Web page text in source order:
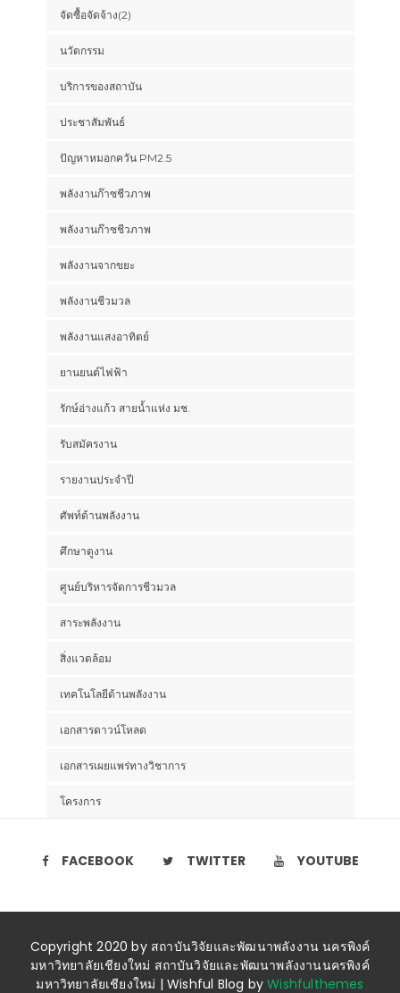
จัดซื้อจัดจ้าง(2)
นวัตกรรม
บริการของสถาบัน
ประชาสัมพันธ์
ปัญหาหมอกควัน PM2.5
พลังงานก๊าซชีวภาพ
พลังงานก๊าซชีวภาพ
พลังงานจากขยะ
พลังงานชีวมวล
พลังงานแสงอาทิตย์
ยานยนต์ไฟฟ้า
รักษ์อ่างแก้ว สายน้ำแห่ง มช.
รับสมัครงาน
รายงานประจำปี
ศัพท์ด้านพลังงาน
ศึกษาดูงาน
ศูนย์บริหารจัดการชีวมวล
สาระพลังงาน
สิ่งแวดล้อม
เทคโนโลยีด้านพลังงาน
เอกสารดาวน์โหลด
เอกสารเผยแพร่ทางวิชาการ
โครงการ
FACEBOOK TWITTER YOUTUBE
Copyright 2020 by สถาบันวิจัยและพัฒนาพลังงาน นครพิงค์
มหาวิทยาลัยเชียงใหม่ สถาบันวิจัยและพัฒนาพลังงานนครพิงค์
มหาวิทยาลัยเชียงใหม่ | Wishful Blog byWishfulthemes